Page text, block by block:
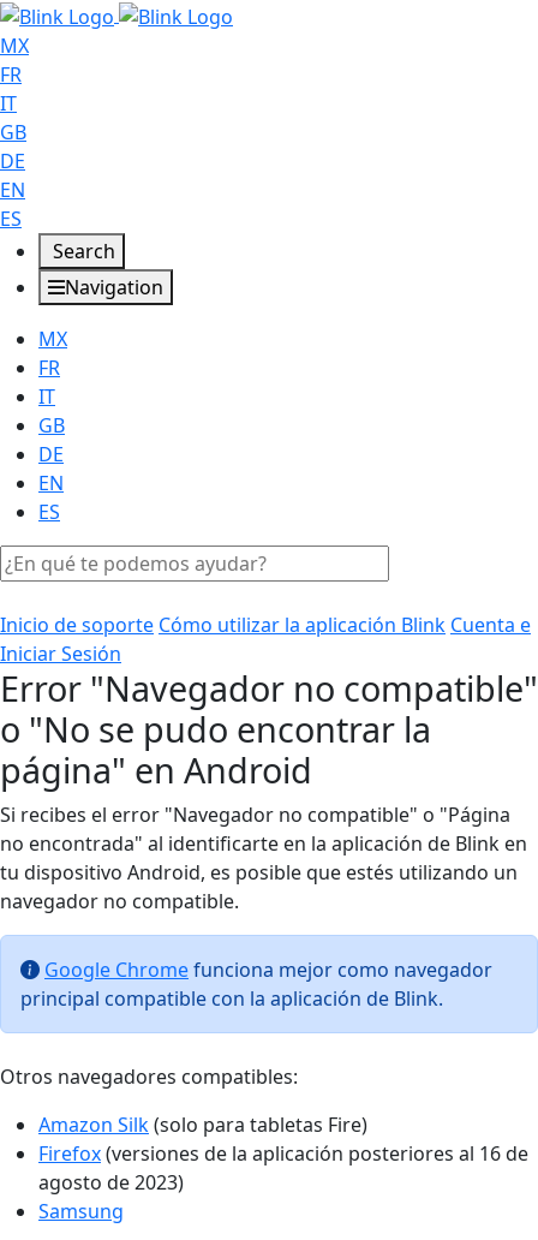
MX
FR
IT
GB
DE
EN
ES
Search
Navigation
MX
FR
IT
GB
DE
EN
ES
Inicio de soporte Cómo utilizar la aplicación Blink Cuenta e
Iniciar Sesión
Error "Navegador no compatible"
o "No se pudo encontrar la
página" en Android
Si recibes el error "Navegador no compatible" o "Página
no encontrada" al identificarte en la aplicación de Blink en
tu dispositivo Android, es posible que estés utilizando un
navegador no compatible.
Google Chromefunciona mejor como navegador
principal compatible con la aplicación de Blink.
Otros navegadores compatibles:
Amazon Silk(solo para tabletas Fire)
Firefox(versiones de la aplicación posteriores al 16 de
agosto de 2023)
Samsung